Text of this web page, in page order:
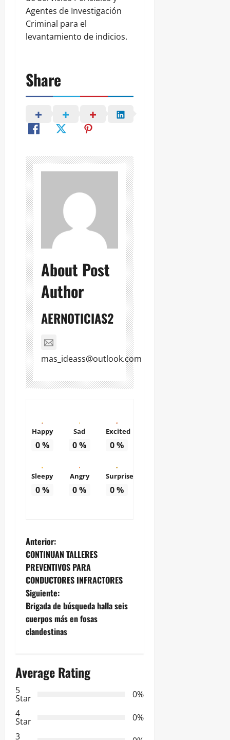
Agentes de Investigación
Criminal para el
levantamiento de indicios.
Share
About Post
Author
AERNOTICIAS2
mas_ideass@outlook.com
Happy
0%
Sad
0%
Excited
0%
Sleepy
0%
Angry
0%
Surprise
0%
N
a
v
e
g
c
i
ó
Anterior:
CONTINUAN TALLERES
PREVENTIVOS PARA
CONDUCTORES INFRACTORES
Siguiente:
Brigada de búsqueda halla seis
cuerpos más en fosas
clandestinas
Average Rating
5
Star
0%
4
Star
0%
3